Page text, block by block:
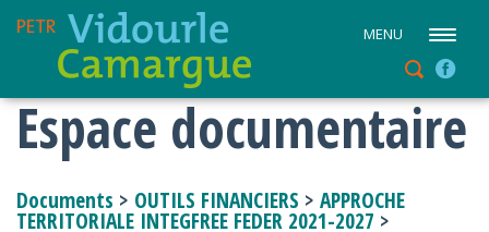
MENU
Espace documentaire
Documents > OUTILS FINANCIERS > APPROCHE
TERRITORIALE INTEGFREE FEDER 2021-2027 >